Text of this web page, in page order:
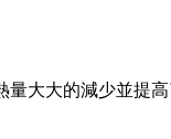
大大的減少並提高